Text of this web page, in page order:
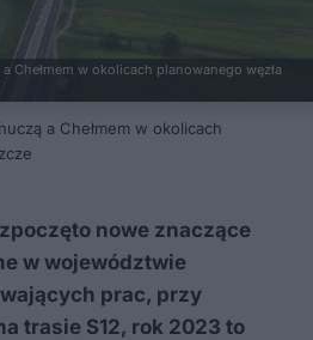
Chełmem w okolicach planowanego węzła
a Chełmem w okolicach
nowe znaczące
w województwie
prac, przy
trasie S12, rok 2023 to